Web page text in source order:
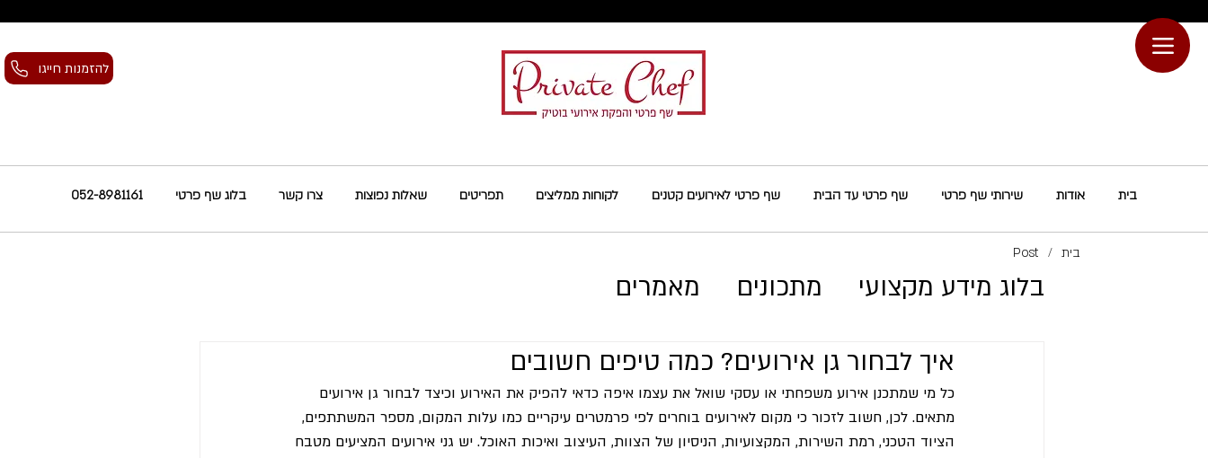
להזמנות חייגו
בית אודות שירותי שף פרטי שף פרטי עד הבית שף פרטי לאירועים קטנים לקוחות ממליצים תפריטים שאלות נפוצות צרו קשר בלוג שף פרטי 052-8981161
בית /
Post
בלוג מידע מקצועי מתכונים מאמרים
​איך לבחור גן אירועים? כמה טיפים חשובים
כל מי שמתכנן אירוע משפחתי או עסקי שואל את עצמו איפה כדאי להפיק את האירוע וכיצד לבחור גן אירועים
מתאים. לכן, חשוב לזכור כי מקום לאירועים בוחרים לפי פרמטרים עיקריים כמו עלות המקום, מספר המשתתפים,
הציוד הטכני, רמת השירות, המקצועיות, הניסיון של הצוות, העיצוב ואיכות האוכל. יש גני אירועים המציעים מטבח